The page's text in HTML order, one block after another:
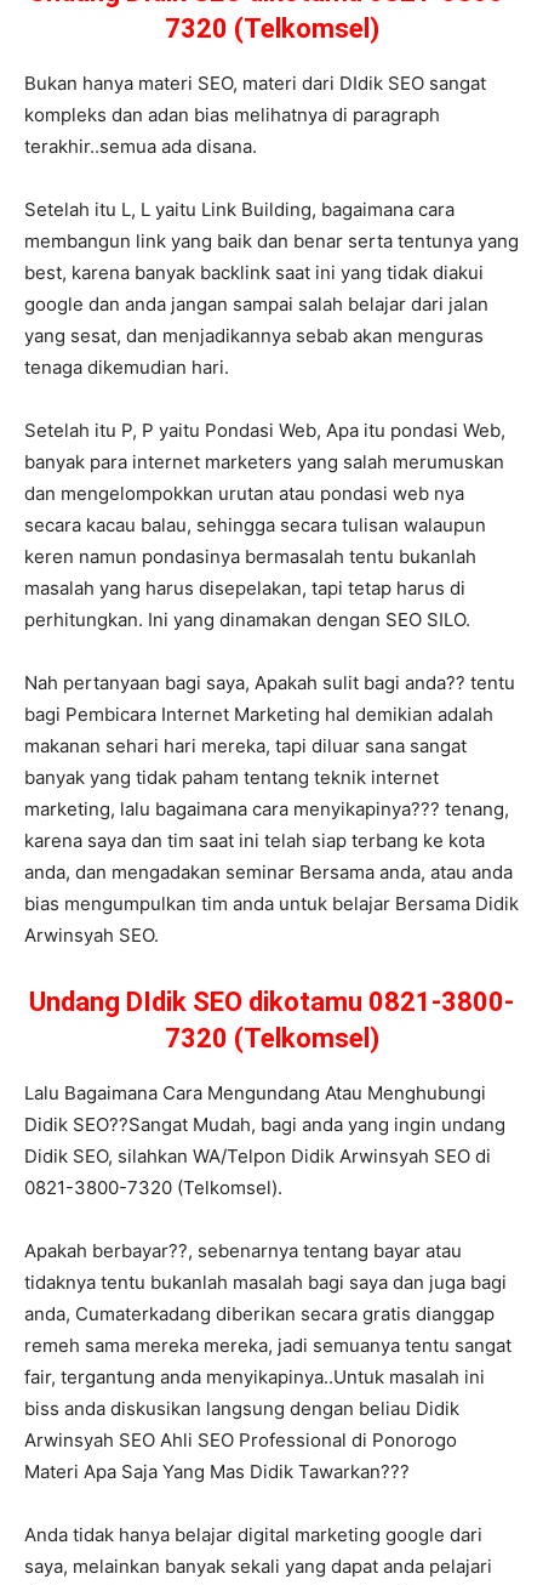
7320 (Telkomsel)
Bukan hanya materi SEO, materi dari DIdik SEO sangat
kompleks dan adan bias melihatnya di paragraph
terakhir..semua ada disana.
Setelah itu L, L yaitu Link Building, bagaimana cara
membangun link yang baik dan benar serta tentunya yang
best, karena banyak backlink saat ini yang tidak diakui
google dan anda jangan sampai salah belajar dari jalan
yang sesat, dan menjadikannya sebab akan menguras
tenaga dikemudian hari.
Setelah itu P, P yaitu Pondasi Web, Apa itu pondasi Web,
banyak para internet marketers yang salah merumuskan
dan mengelompokkan urutan atau pondasi web nya
secara kacau balau, sehingga secara tulisan walaupun
keren namun pondasinya bermasalah tentu bukanlah
masalah yang harus disepelakan, tapi tetap harus di
perhitungkan. Ini yang dinamakan dengan SEO SILO.
Nah pertanyaan bagi saya, Apakah sulit bagi anda?? tentu
bagi Pembicara Internet Marketing hal demikian adalah
makanan sehari hari mereka, tapi diluar sana sangat
banyak yang tidak paham tentang teknik internet
marketing, lalu bagaimana cara menyikapinya??? tenang,
karena saya dan tim saat ini telah siap terbang ke kota
anda, dan mengadakan seminar Bersama anda, atau anda
bias mengumpulkan tim anda untuk belajar Bersama Didik
Arwinsyah SEO.
Undang DIdik SEO dikotamu 0821-3800-
7320 (Telkomsel)
Lalu Bagaimana Cara Mengundang Atau Menghubungi
Didik SEO??Sangat Mudah, bagi anda yang ingin undang
Didik SEO, silahkan WA/Telpon Didik Arwinsyah SEO di
0821-3800-7320 (Telkomsel).
Apakah berbayar??, sebenarnya tentang bayar atau
tidaknya tentu bukanlah masalah bagi saya dan juga bagi
anda, Cumaterkadang diberikan secara gratis dianggap
remeh sama mereka mereka, jadi semuanya tentu sangat
fair, tergantung anda menyikapinya..Untuk masalah ini
biss anda diskusikan langsung dengan beliau Didik
Arwinsyah SEO Ahli SEO Professional di Ponorogo
Materi Apa Saja Yang Mas Didik Tawarkan???
Anda tidak hanya belajar digital marketing google dari
saya, melainkan banyak sekali yang dapat anda pelajari